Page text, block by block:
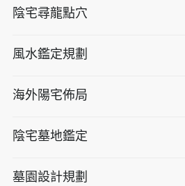
陰宅尋龍點穴
風水鑑定規劃
海外陽宅佈局
陰宅墓地鑑定
墓園設計規劃